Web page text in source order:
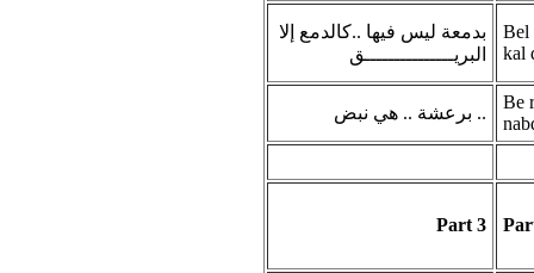
بدمعة ليس فيها ..كالدمع إلا
البريـــــــــــــــق
Bel
kal
برعشة .. هي نبض ..
Be
Part 3